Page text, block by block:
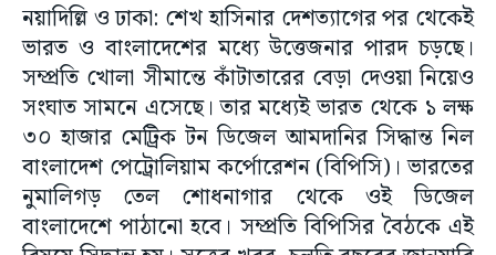
নয়াদিল্লি ও ঢাকা: শেখ হাসিনার দেশত্যাগের পর থেকেই
ভারত ও বাংলাদেশের মধ্যে উত্তেজনার পারদ চড়ছে।
সম্প্রতি খোলা সীমান্তে কাঁটাতারের বেড়া দেওয়া নিয়েও
সংঘাত সামনে এসেছে। তার মধ্যেই ভারত থেকে ১ লক্ষ
৩০ হাজার মেট্রিক টন ডিজেল আমদানির সিদ্ধান্ত নিল
বাংলাদেশ পেট্রোলিয়াম কর্পোরেশন (বিপিসি)। ভারতের
নুমালিগড় তেল শোধনাগার থেকে ওই ডিজেল
বাংলাদেশে পাঠানো হবে। সম্প্রতি বিপিসির বৈঠকে এই